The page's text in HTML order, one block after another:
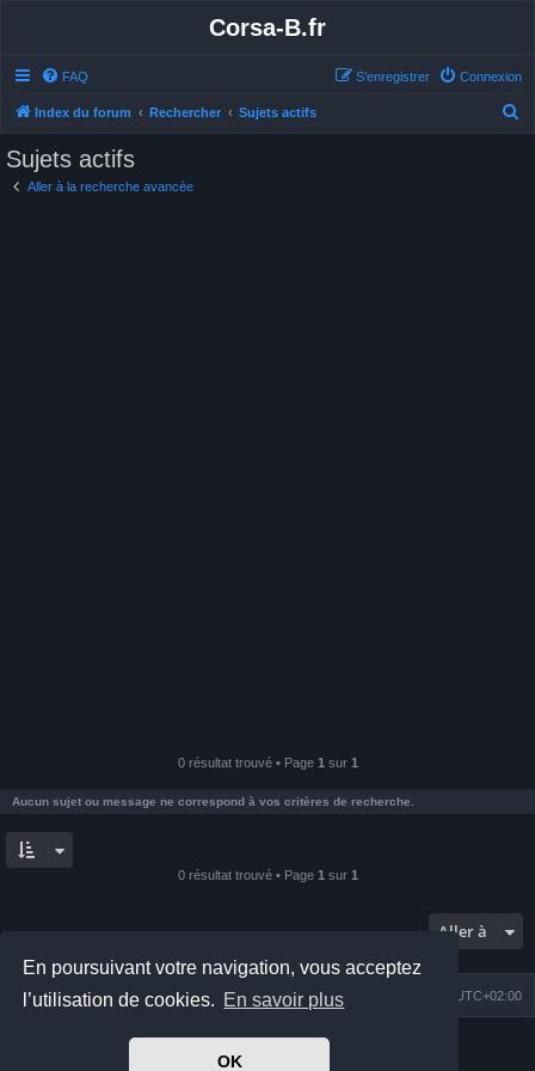
En poursuivant votre navigation, vous acceptez
l’utilisation de cookies. En savoir plus
OK
Corsa-B.fr
FAQ Connexion
S’enregistrer
Index du forum Rechercher Sujets actifs
Sujets actifs
Aller à la recherche avancée
0 résultat trouvé • Page 1 sur 1
Aucun sujet ou message ne correspond à vos critères de recherche.
0 résultat trouvé • Page 1 sur 1
Aller à
Index du forum UTC+02:00
Nous contacter
Développé parphpBB® Forum Software © phpBB Limited
Prosilver Dark Edition by